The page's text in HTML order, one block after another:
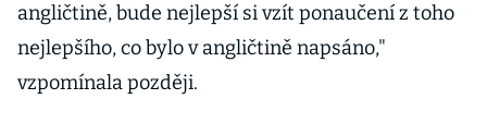
angličtině, bude nejlepší si vzít ponaučení z toho
nejlepšího, co bylo v angličtině napsáno,"
vzpomínala později.